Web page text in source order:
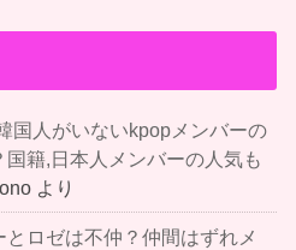
国人がいないkpopメンバーの
籍,日本人メンバーの人気も
より
ロゼは不仲？仲間はずれメ